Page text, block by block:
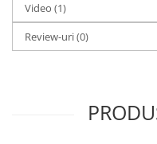
Video (1)
Review-uri(0)